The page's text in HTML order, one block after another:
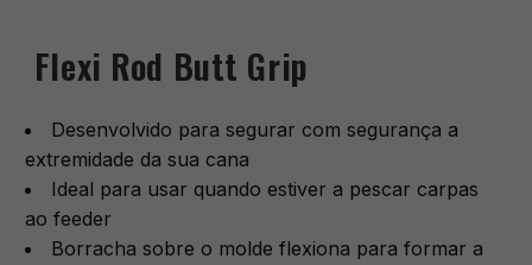
Flexi Rod Butt Grip
Desenvolvido para segurar com segurança a
extremidade da sua cana
Ideal para usar quando estiver a pescar carpas
ao feeder
Borracha sobre o molde flexiona para formar a